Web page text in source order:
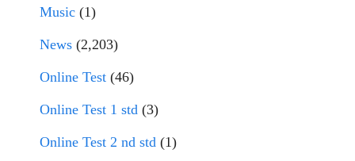
Music (1)
News (2,203)
Online Test (46)
Online Test 1 std (3)
Online Test 2 nd std (1)